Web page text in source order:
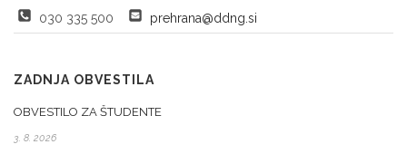
030 335 500 prehrana@ddng.si
ZADNJA OBVESTILA
OBVESTILO ZA ŠTUDENTE
3. 8. 2026